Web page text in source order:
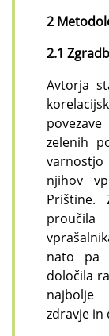
2
2.1
Avtorja
zelenih
njihov
Prištine.
proučila
nato pa
določila
najbolje
zdravje in